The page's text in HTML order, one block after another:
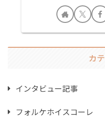
カ
インタビュー記事
フォルケホイスコーレ